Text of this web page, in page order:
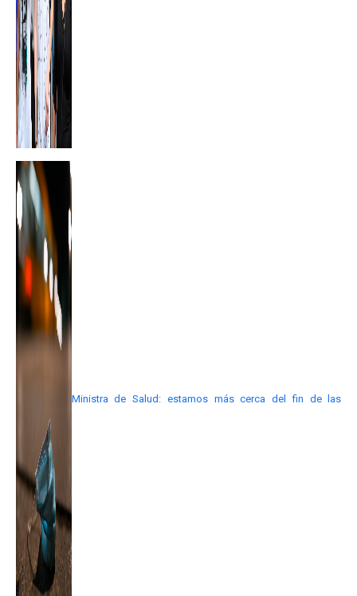
Ministra de Salud: estamos más cerca del fin de las